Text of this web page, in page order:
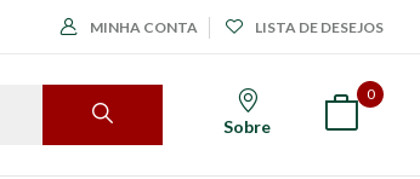
MINHA CONTA LISTA DE DESEJOS
Sobre
0